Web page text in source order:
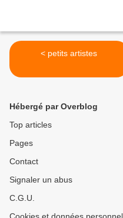
< petits artistes
Hébergé par Overblog
Top articles
Pages
Contact
Signaler un abus
C.G.U.